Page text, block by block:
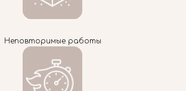
Неповторимые работы